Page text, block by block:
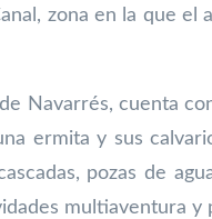
zona en la que el
Navarrés, cuenta
ermita y sus
pozas de
multiaventura y